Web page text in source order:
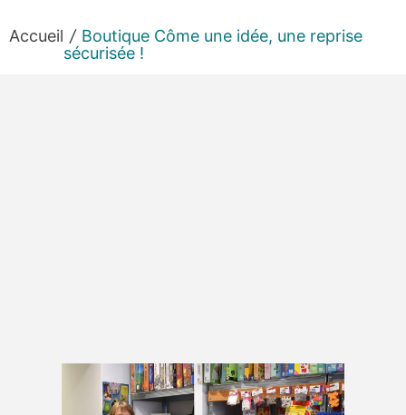
Accueil / Boutique Côme une idée, une reprise
sécurisée !